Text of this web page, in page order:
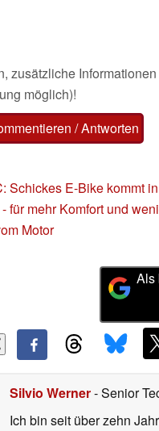
zusätzliche
möglich)!
/ Antworten
Schickes E-Bike kommt in
für mehr Komfort und
Motor
Als
Silvio Werner- Senior
Ich bin seit über zehn